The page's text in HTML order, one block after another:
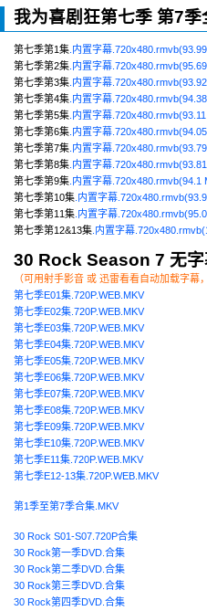
我为喜剧狂第七季 第7
第七季第1集 .内置字幕
第七季第2集 .内置字幕
第七季第3集 .内置字幕
第七季第4集 .内置字幕
第七季第5集 .内置字幕
第七季第6集 .内置字幕
第七季第7集 .内置字幕
第七季第8集 .内置字幕
第七季第9集 .内置字幕.720x480.rmvb(94.1
第七季第10集 .内置字幕
第七季第11集 .内置字幕
第七季第12&13集 .内置字幕
30 Rock Season 7 无字
（可用射手影音 或 迅雷看看自动加载字
第七季E01集.720P.WEB.MKV
第七季E02集.720P.WEB.MKV
第七季E03集.720P.WEB.MKV
第七季E04集.720P.WEB.MKV
第七季E05集.720P.WEB.MKV
第七季E06集.720P.WEB.MKV
第七季E07集.720P.WEB.MKV
第七季E08集.720P.WEB.MKV
第七季E09集.720P.WEB.MKV
第七季E10集.720P.WEB.MKV
第七季E11集.720P.WEB.MKV
第七季E12-13集.720P.WEB.MKV
第1季至第7季合集.MKV
30 Rock S01-S07.720P合集
30 Rock第一季DVD.合集
30 Rock第二季DVD.合集
30 Rock第三季DVD.合集
30 Rock第四季DVD.合集